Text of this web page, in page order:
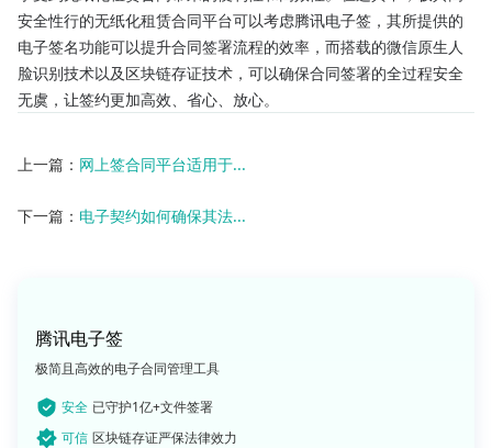
安全性行的无纸化租赁合同平台可以考虑腾讯电子签，其所提供的
电子签名功能可以提升合同签署流程的效率，而搭载的微信原生人
脸识别技术以及区块链存证技术，可以确保合同签署的全过程安全
无虞，让签约更加高效、省心、放心。
上一篇： 网上签合同平台适用于...
下一篇： 电子契约如何确保其法...
腾讯电子签
极简且高效的电子合同管理工具
安全 已守护1亿+文件签署
可信 区块链存证严保法律效力